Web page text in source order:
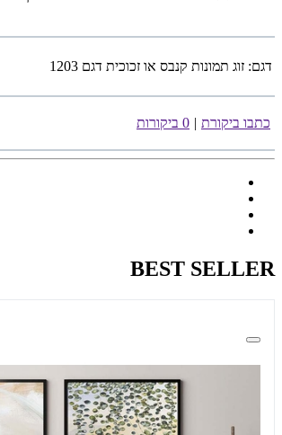
דגם: זוג תמונות קנבס או זכוכית דגם 1203
כתבו ביקורת | 0 ביקורות
BEST SELLER